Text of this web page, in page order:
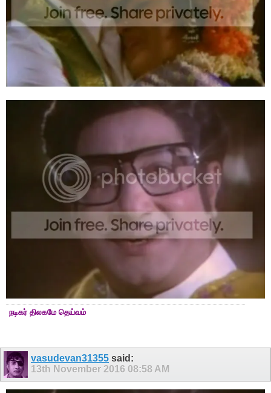
நடிகர் திலகமே தெய்வம்
vasudevan31355 said:
13th November 2016 08:58 AM